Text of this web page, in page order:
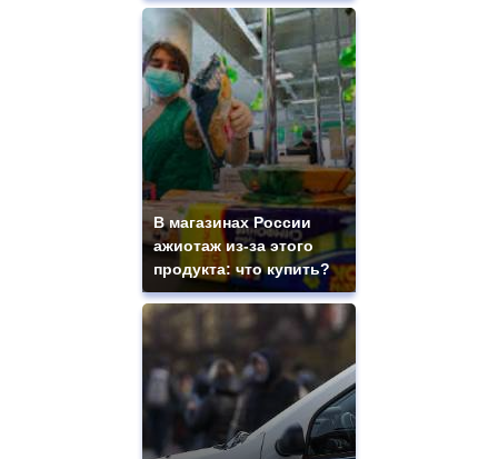
В магазинах России
ажиотаж из-за этого
продукта: что купить?